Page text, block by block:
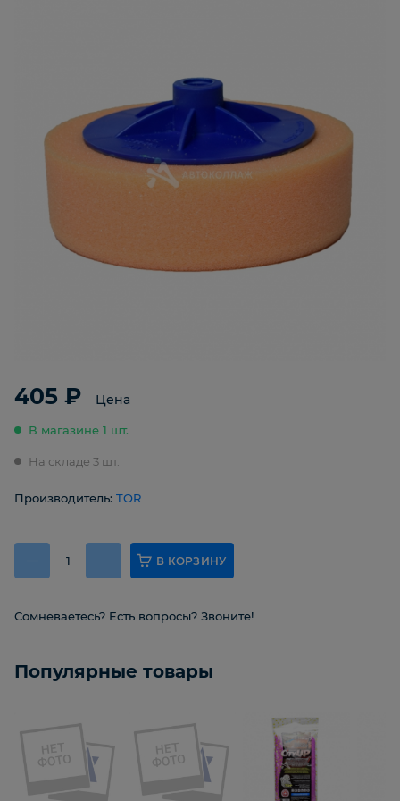
405 ₽ Цена
В магазине 1 шт.
На складе 3 шт.
Производитель: TOR
В КОРЗИНУ
Сомневаетесь? Есть вопросы? Звоните!
Популярные товары